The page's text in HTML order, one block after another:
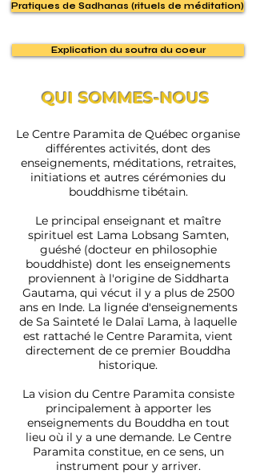
Pratiques de Sadhanas (rituels de méditation)
Explication du soutra du coeur
QUI SOMMES-NOUS
Le Centre Paramita de Québec organise
différentes activités, dont des
enseignements, méditations, retraites,
initiations et autres cérémonies du
bouddhisme tibétain.
Le principal enseignant et maître
spirituel est Lama Lobsang Samten,
guéshé (docteur en philosophie
bouddhiste) dont les enseignements
proviennent à l'origine de Siddharta
Gautama, qui vécut il y a plus de 2500
ans en Inde. La lignée d'enseignements
de Sa Sainteté le Dalaï Lama, à laquelle
est rattaché le Centre Paramita, vient
directement de ce premier Bouddha
historique.
La vision du Centre Paramita consiste
principalement à apporter les
enseignements du Bouddha en tout
lieu où il y a une demande. Le Centre
Paramita constitue, en ce sens, un
instrument pour y arriver.